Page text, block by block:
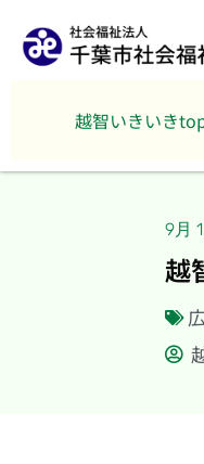
越智いきいき
9月
越